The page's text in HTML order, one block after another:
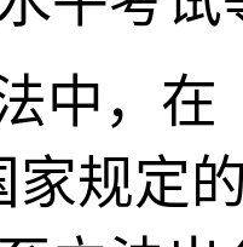
中，在
家规定